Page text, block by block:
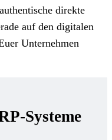
direkte
auf den digitalen
Unternehmen
Systeme